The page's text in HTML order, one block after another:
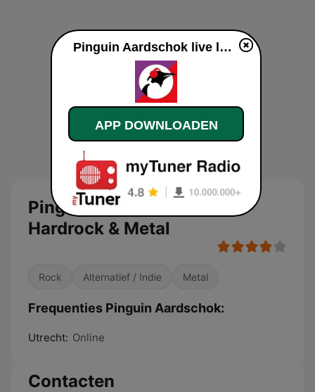
Pinguin Aardschok Radio:
Hardrock & Metal
Rock Alternatief / Indie Metal
Frequenties Pinguin Aardschok:
Utrecht: Online
Contacten
Pinguin Aardschok live luisteren
APP DOWNLOADEN